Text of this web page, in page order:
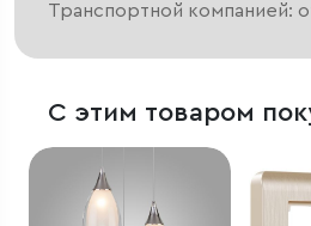
Транспортной компанией:
С этим товаром